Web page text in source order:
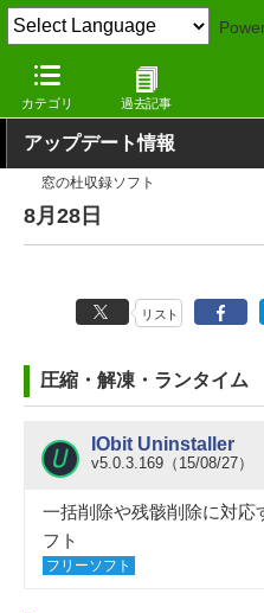
カテゴリ 過去記事
窓の杜 その他の話題
アップデート情報
窓の杜収録ソフト
8月28日
リスト
圧縮・解凍・ランタイム
IObit Uninstaller
v5.0.3.169（15/08/27）
一括削除や残骸削除に対応
フト
フリーソフト